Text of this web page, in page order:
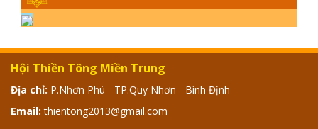
ĐƯỢC KHÔNG? XÁ LỢI PHẬT THẬT -
GIẢ | TTTD
GIẢI ĐÁP THIỀN TÔNG ĐẶC BIỆT -
P12 - SỰ THẬT VỀ ĐẠI HỒNG THỦY?
TRỜI ĐÁNH THÁNH ĐÂM THẦN VẶN
HỌNG?
Hội Thiền Tông Miền Trung
Địa chỉ: P.Nhơn Phú - TP.Quy Nhơn - Bình Định
Email: thientong2013@gmail.com